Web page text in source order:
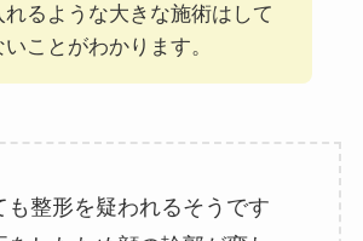
れるような大きな施術はして
いことがわかります。
も整形を疑われるそうです